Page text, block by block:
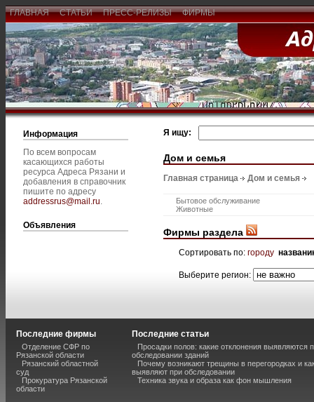
ГЛАВНАЯ СТАТЬИ ПРЕСС-РЕЛИЗЫ ФИРМЫ
Информация
По всем вопросам
касающихся работы
ресурса Адреса Рязани и
добавления в справочник
пишите по адресу
addressrus@mail.ru.
Объявления
Я ищу:
Дом и семья
Главная страница Дом и семья
Бытовое обслуживание
Животные
Фирмы раздела
Сортировать по: городу
Выберите регион:
Последние фирмы
Отделение СФР по
Рязанской области
Рязанский областной
суд
Прокуратура Рязанской
области
Последние статьи
Просадки полов: какие отклонения выявляются
обследовании зданий
Почему возникают трещины в перегородках и
выявляют при обследовании
Техника звука и образа как фон мышления